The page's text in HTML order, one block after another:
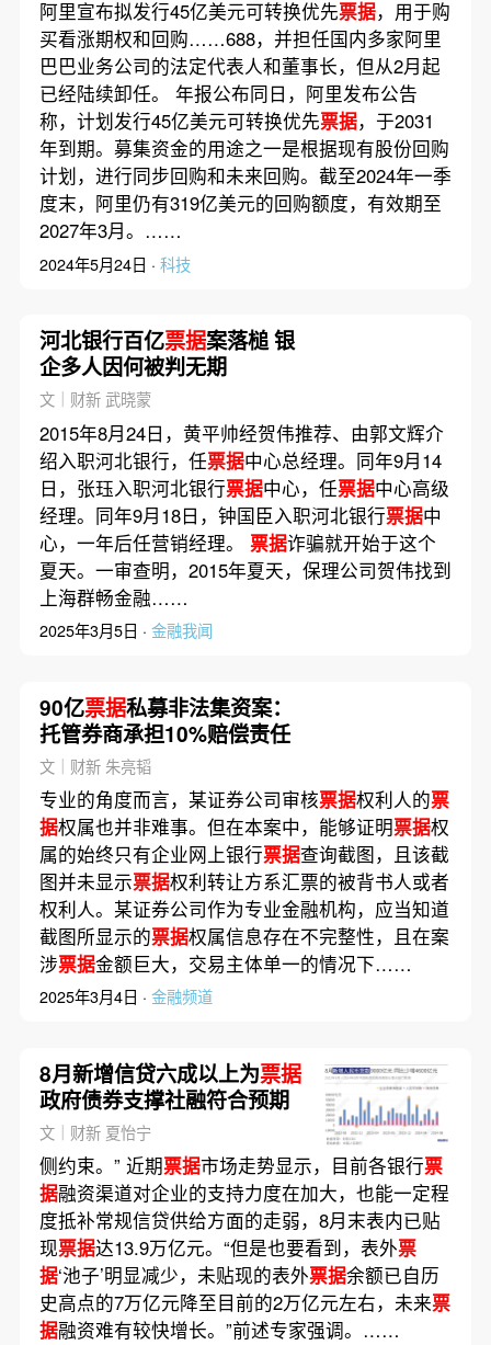
阿里宣布拟发行45亿美元可转换优先票据，用于购
买看涨期权和回购……688，并担任国内多家阿里
巴巴业务公司的法定代表人和董事长，但从2月起
已经陆续卸任。 年报公布同日，阿里发布公告
称，计划发行45亿美元可转换优先票据，于2031
年到期。募集资金的用途之一是根据现有股份回购
计划，进行同步回购和未来回购。截至2024年一季
度末，阿里仍有319亿美元的回购额度，有效期至
2027年3月。……
2024年5月24日 · 科技
河北银行百亿票据案落槌 银
企多人因何被判无期
文｜财新 武晓蒙
2015年8月24日，黄平帅经贺伟推荐、由郭文辉介
绍入职河北银行，任票据中心总经理。同年9月14
日，张珏入职河北银行票据中心，任票据中心高级
经理。同年9月18日，钟国臣入职河北银行票据中
心，一年后任营销经理。 票据诈骗就开始于这个
夏天。一审查明，2015年夏天，保理公司贺伟找到
上海群畅金融……
2025年3月5日 · 金融我闻
90亿票据私募非法集资案：
托管券商承担10%赔偿责任
文｜财新 朱亮韬
专业的角度而言，某证券公司审核票据权利人的票
据权属也并非难事。但在本案中，能够证明票据权
属的始终只有企业网上银行票据查询截图，且该截
图并未显示票据权利转让方系汇票的被背书人或者
权利人。某证券公司作为专业金融机构，应当知道
截图所显示的票据权属信息存在不完整性，且在案
涉票据金额巨大，交易主体单一的情况下……
2025年3月4日 · 金融频道
8月新增信贷六成以上为票据
政府债券支撑社融符合预期
文｜财新 夏怡宁
侧约束。” 近期票据市场走势显示，目前各银行票
据融资渠道对企业的支持力度在加大，也能一定程
度抵补常规信贷供给方面的走弱，8月末表内已贴
现票据达13.9万亿元。“但是也要看到，表外票
据‘池子’明显减少，未贴现的表外票据余额已自历
史高点的7万亿元降至目前的2万亿元左右，未来票
据融资难有较快增长。”前述专家强调。……